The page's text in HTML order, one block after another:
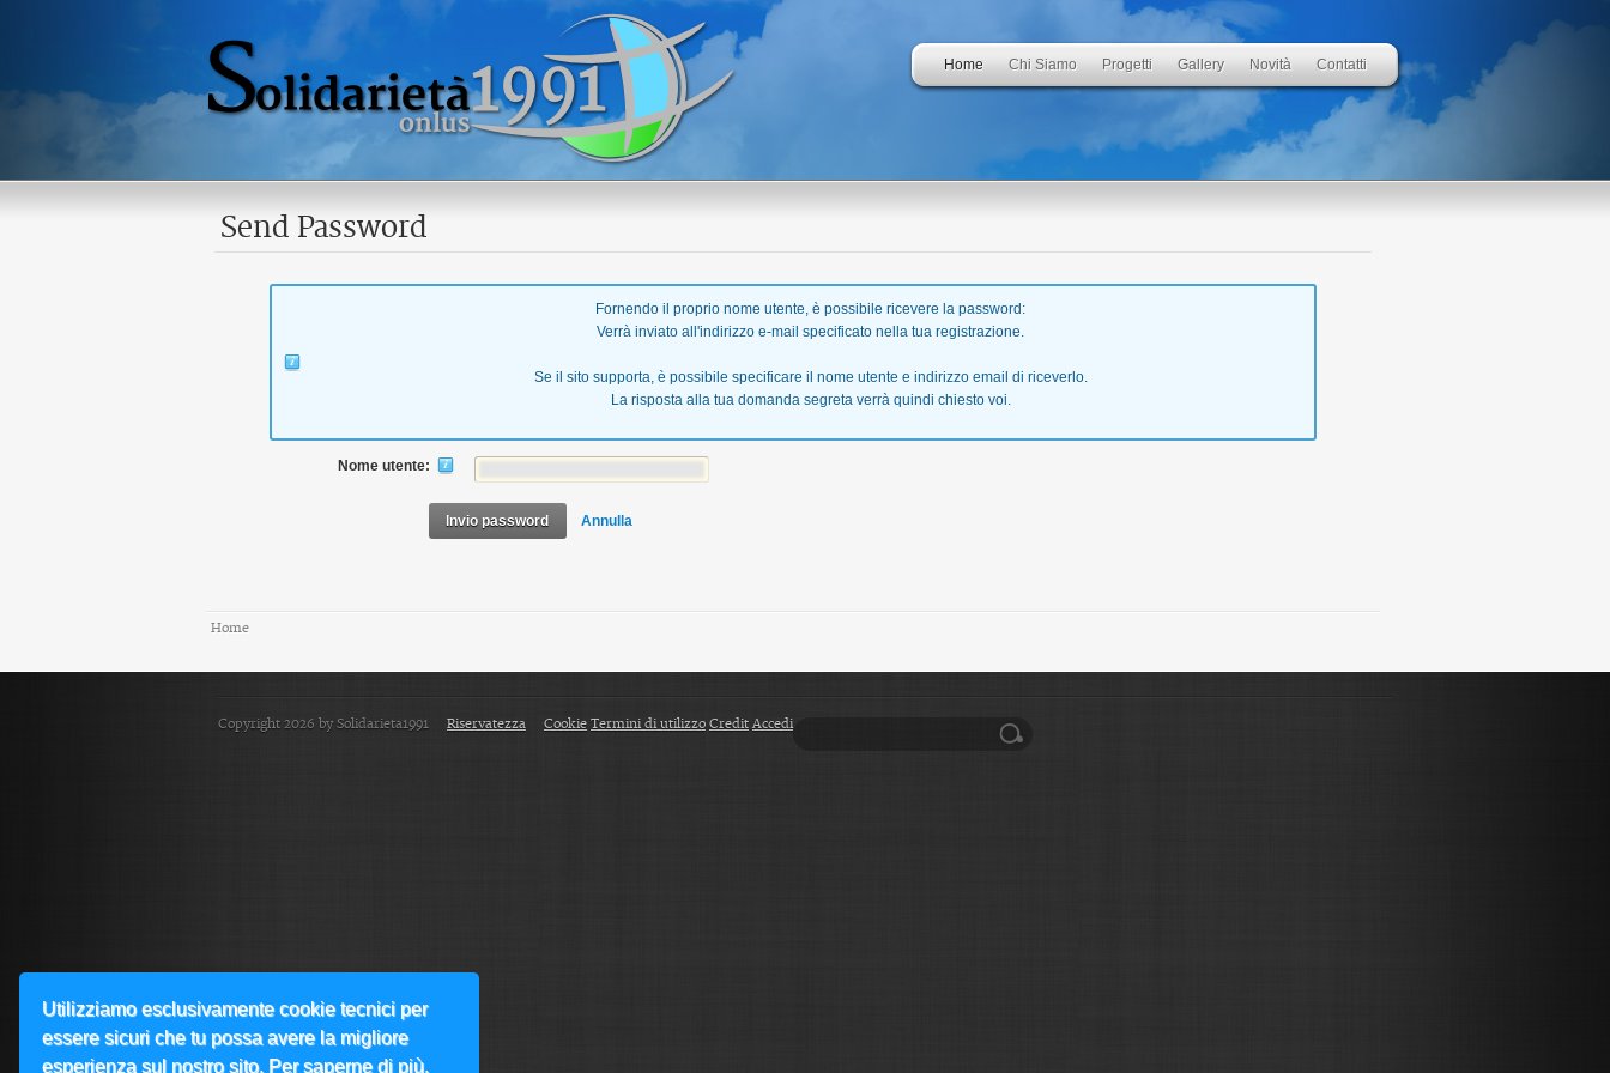
Utilizziamo esclusivamente cookie tecnici per
essere sicuri che tu possa avere la migliore
esperienza sul nostro sito. Per saperne di più,
Home Chi Siamo Progetti Gallery Novità Contatti
Send Password
Fornendo il proprio nome utente, è possibile ricevere la password:
Verrà inviato all'indirizzo e-mail specificato nella tua registrazione.
Se il sito supporta, è possibile specificare il nome utente e indirizzo email di riceverlo.
La risposta alla tua domanda segreta verrà quindi chiesto voi.
Nome utente:
Invio password Annulla
Home
Copyright 2026 by Solidarieta1991 Riservatezza Cookie Termini di utilizzo Credit Accedi